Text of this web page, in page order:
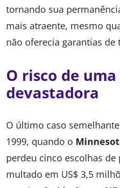
tornando sua
mais atraente, mesmo
não oferecia garantias de
O risco de
devastadora
O último caso
1999, quando o
perdeu cinco escolhas
multado em US$ 3,5